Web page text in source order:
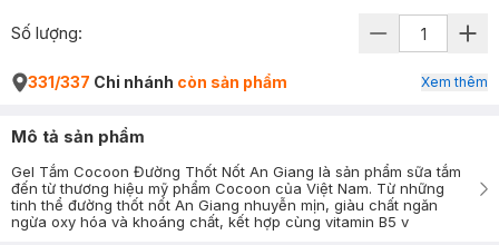
Số lượng:
331/337 Chi nhánh còn sản phẩm Xem thêm
Mô tả sản phẩm
Gel Tắm Cocoon Đường Thốt Nốt An Giang là sản phẩm sữa tắm
đến từ thương hiệu mỹ phẩm Cocoon của Việt Nam. Từ những
tinh thể đường thốt nốt An Giang nhuyễn mịn, giàu chất ngăn
ngừa oxy hóa và khoáng chất, kết hợp cùng vitamin B5 v